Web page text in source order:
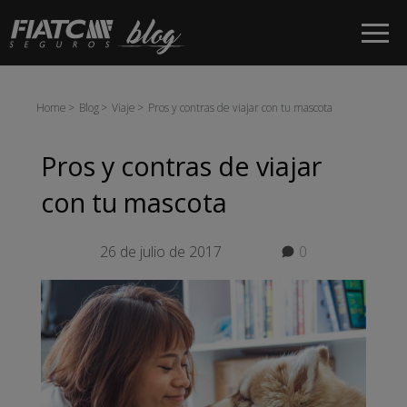
Saltar al contenido principal
Home Blog Viaje Pros y contras de viajar con tu mascota
Pros y contras de viajar
con tu mascota
26 de julio de 2017 0